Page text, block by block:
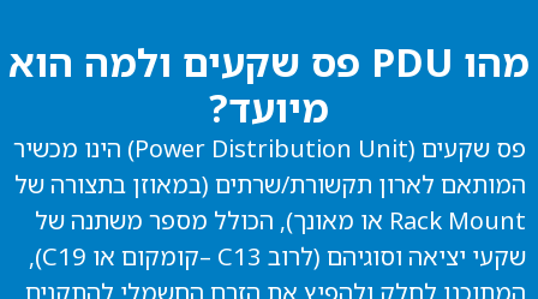
מהו PDU פס שקעים ולמה הוא
מיועד?
פס שקעים (Power Distribution Unit) הינו מכשיר
המותאם לארון תקשורת/שרתים (במאוזן בתצורה של
Rack Mount או מאונך), הכולל מספר משתנה של
שקעי יציאה וסוגיהם (לרוב C13 –קומקום או C19),